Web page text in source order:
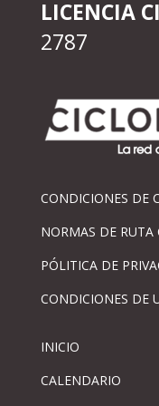
LICENCIA
2787
CONDICIONES DE
NORMAS DE RUTA
PÓLITICA DE
CONDICIONES DE
INICIO
CALENDARIO